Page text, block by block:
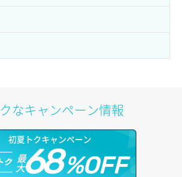
化
化
得
得
新（ネームタグ変更）
作成
削除
ーカルネットワーク用）
ーカルネットワーク用）
ップロード(DLO)
なキャンペーン情報
初夏トクキャンペーン
ク 最
大68%OFF